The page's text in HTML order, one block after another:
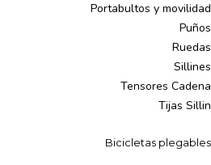
Portabultos y movilidad
Puños
Ruedas
Sillines
Tensores Cadena
Tijas Sillin
Bicicletas plegables